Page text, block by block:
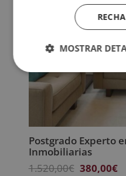
Postgrado Experto
Inmobiliarias
1.520,00€ El
380,00€El
MOSTRAR